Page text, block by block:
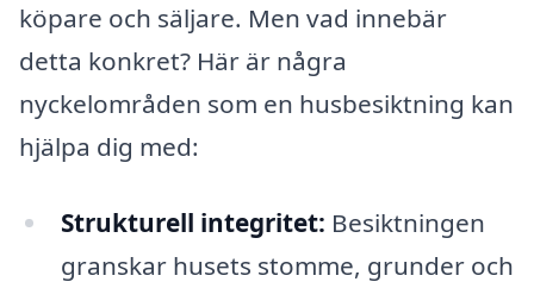
köpare och säljare. Men vad innebär
detta konkret? Här är några
nyckelområden som en husbesiktning kan
hjälpa dig med:
Strukturell integritet: Besiktningen
granskar husets stomme, grunder och